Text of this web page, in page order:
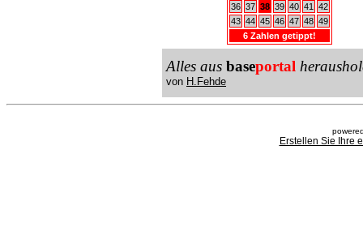
36 37 38 39 40 41
42
43 44 45 46 47 48 49
6 Zahlen getippt!
Alles aus baseportal
von H.Fehde
Erstellen Sie Ihre